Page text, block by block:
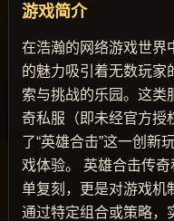
游戏简介
在浩瀚的网络游戏世界
的魅力吸引着无数玩家
索与挑战的乐园。这类
奇私服（即未经官方授
了“英雄合击”这一创新
戏体验。 英雄合击传
单复刻，更是对游戏机
通过特定组合或策略，